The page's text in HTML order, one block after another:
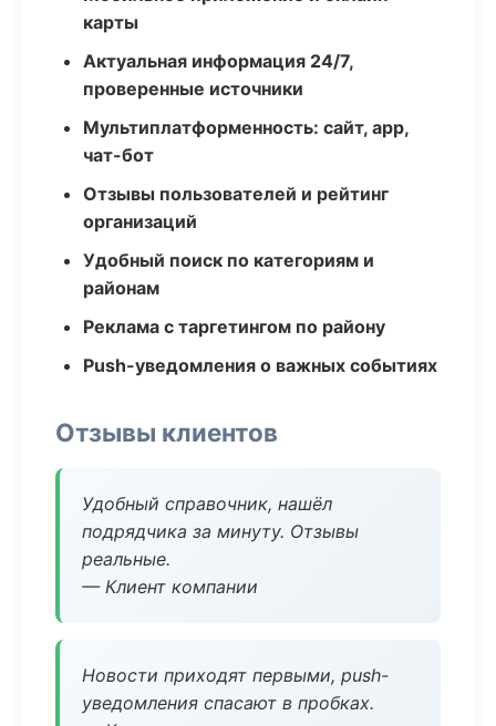
карты
Актуальная информация 24/7,
проверенные источники
Мультиплатформенность: сайт, app,
чат-бот
Отзывы пользователей и рейтинг
организаций
Удобный поиск по категориям и
районам
Реклама с таргетингом по району
Push-уведомления о важных событиях
Отзывы клиентов
Удобный справочник, нашёл
подрядчика за минуту. Отзывы
реальные.
— Клиент компании
Новости приходят первыми, push-
уведомления спасают в пробках.